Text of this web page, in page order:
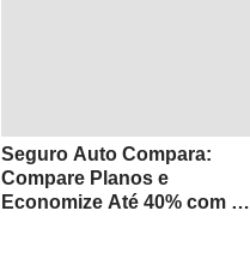
Seguro Auto Compara:
Compare Planos e
Economize Até 40% com as